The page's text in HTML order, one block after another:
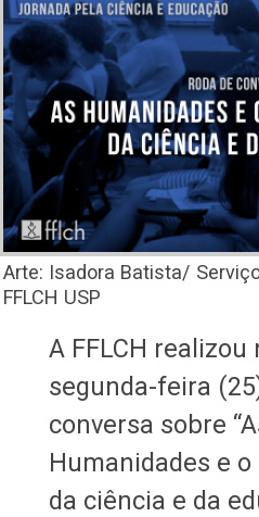
Arte: Isadora Batista/
FFLCH USP
A FFLCH
segunda-feira
conversa sobre
Humanidades e
da ciência e da